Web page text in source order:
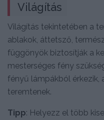
Világítás
Világítás tekintetében a
ablakok, áttetsző,
függönyök biztosítják a
mesterséges fény
fényű lámpákból érkezik,
teremtenek.
Tipp: Helyezz el több